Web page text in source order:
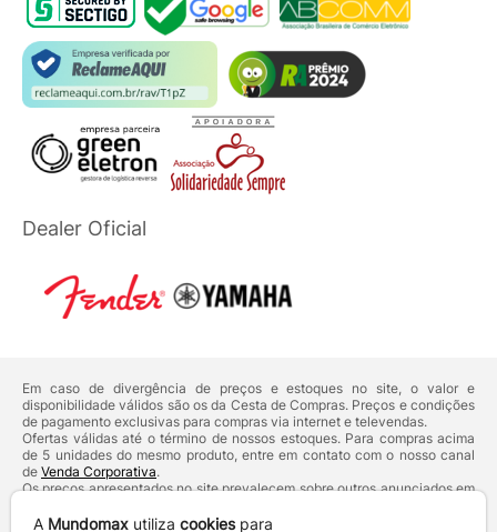
Dealer Oficial
Em caso de divergência de preços e estoques no site, o valor e
disponibilidade válidos são os da Cesta de Compras. Preços e condições
de pagamento exclusivas para compras via internet e televendas.
Ofertas válidas até o término de nossos estoques. Para compras acima
de 5 unidades do mesmo produto, entre em contato com o nosso canal
de Venda Corporativa.
Os preços apresentados no site prevalecem sobre outros anunciados em
Defesa do Consumidor:Lei nº 8.078.
A Mundomax utiliza cookiespara